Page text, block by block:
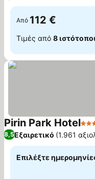
Από 112 €
Τιμές από 8
Pirin Park Hotel5
8,5Εξαιρετικό (1.961
Επιλέξτε